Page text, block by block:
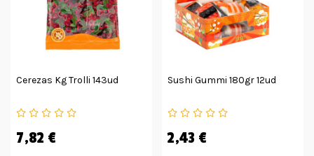
Cerezas Kg Trolli 143ud
7,82 €
Sushi Gummi 180gr 12ud
2,43 €